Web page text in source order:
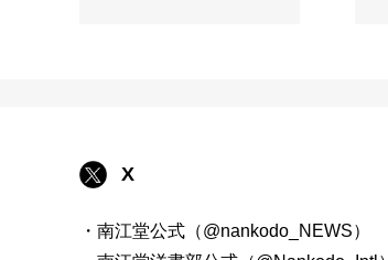
X
・南江堂公式（@nankodo_NEWS）